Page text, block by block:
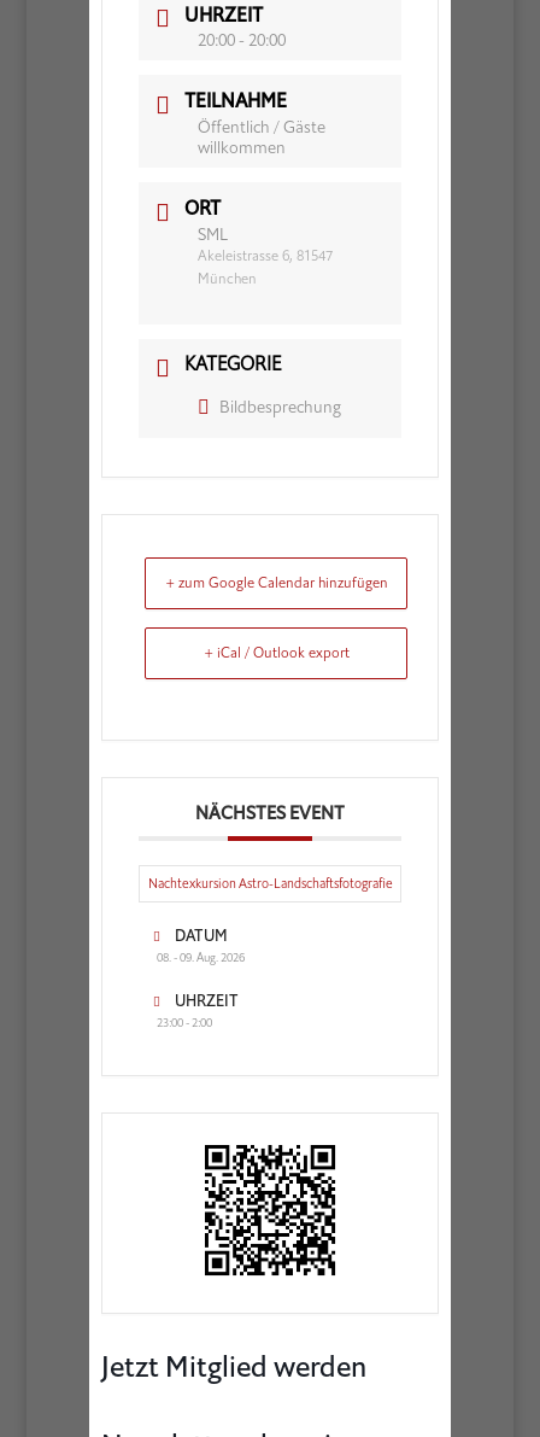
UHRZEIT
20:00 - 20:00
TEILNAHME
Öffentlich / Gäste
willkommen
ORT
SML
Akeleistrasse 6, 81547
München
KATEGORIE
Bildbesprechung
+ zum Google Calendar hinzufügen
+ iCal / Outlook export
NÄCHSTES EVENT
Nachtexkursion Astro-Landschaftsfotografie
DATUM
08. - 09. Aug. 2026
UHRZEIT
23:00 - 2:00
Jetzt Mitglied werden